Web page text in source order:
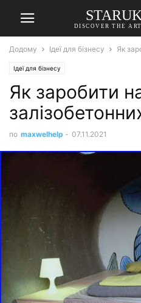
DISCOVER THE
Додому Ідеї для бізнесу Як
Ідеї для бізнесу
Як заробити
по maxwelhelp - 07.11.2021